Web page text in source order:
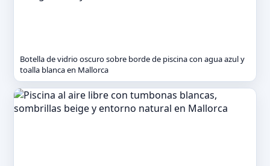
Botella de vidrio oscuro sobre borde de piscina con agua azul y
toalla blanca en Mallorca